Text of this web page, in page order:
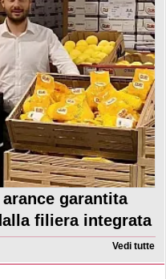
garantita
filiera integrata
Vedi tutte